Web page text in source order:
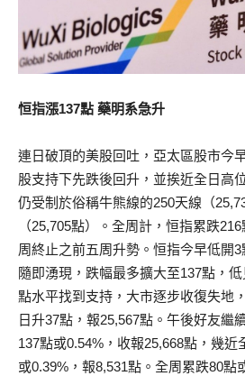
恒指漲137點 藥明系急升
連日破頂的美股回吐，亞太區股市今
股支持下先跌後回升，並挨近全日高
仍受制於俗稱牛熊線的250天線（
（25,705點）。全周計，恒指累跌
周終止之前五周升勢。恒指今早低開
隨即湧現，跌幅最多擴大至137點，
點水平找到支持，大市逐步收復失地
日升37點，報25,567點。午後好友繼
137點或0.54%，收報25,668點，幾近
或0.39%，報8,531點。全周累跌80點